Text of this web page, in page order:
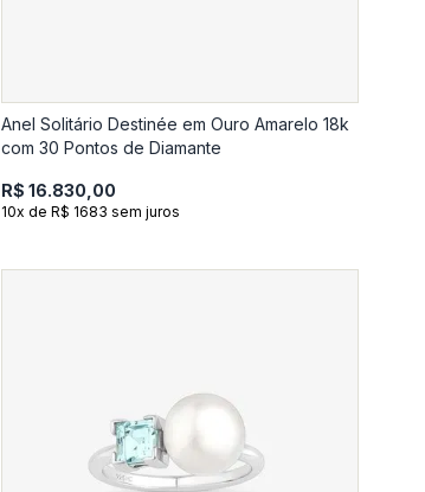
Anel Solitário Destinée em Ouro Amarelo 18k
com 30 Pontos de Diamante
R$ 16.830,00
10x de R$ 1683 sem juros